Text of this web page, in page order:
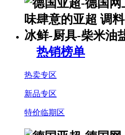
热销榜单
热卖专区
新品专区
特价临期区